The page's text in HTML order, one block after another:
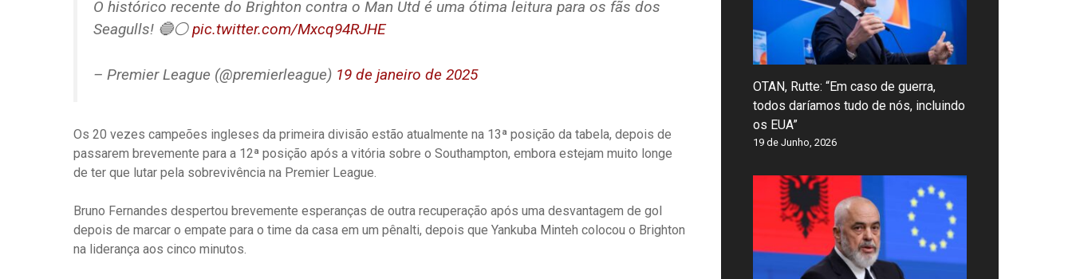
O histórico recente do Brighton contra o Man Utd é uma ótima leitura para os fãs dos
Seagulls! 🔵⚪️pic.twitter.com/Mxcq94RJHE
– Premier League (@premierleague) 19 de janeiro de 2025
Os 20 vezes campeões ingleses da primeira divisão estão atualmente na 13ª posição da tabela, depois de
passarem brevemente para a 12ª posição após a vitória sobre o Southampton, embora estejam muito longe
de ter que lutar pela sobrevivência na Premier League.
Bruno Fernandes despertou brevemente esperanças de outra recuperação após uma desvantagem de gol
depois de marcar o empate para o time da casa em um pênalti, depois que Yankuba Minteh colocou o Brighton
na liderança aos cinco minutos.
OTAN, Rutte: “Em caso de guerra,
todos daríamos tudo de nós, incluindo
os EUA”
19 de Junho, 2026